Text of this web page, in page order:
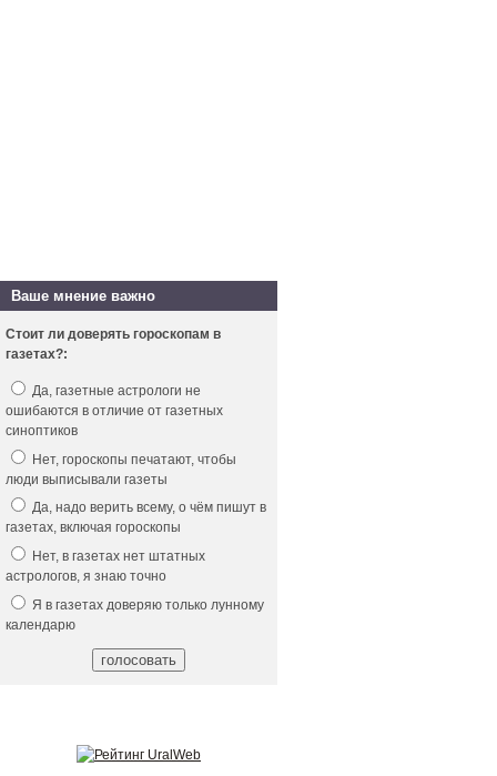
Ваше мнение важно
Стоит ли доверять гороскопам в
газетах?:
Да, газетные астрологи не
ошибаются в отличие от газетных
синоптиков
Нет, гороскопы печатают, чтобы
люди выписывали газеты
Да, надо верить всему, о чём пишут в
газетах, включая гороскопы
Нет, в газетах нет штатных
астрологов, я знаю точно
Я в газетах доверяю только лунному
календарю